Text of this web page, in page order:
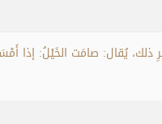
ذلك، يُقال: صامَت الخَيْلُ: